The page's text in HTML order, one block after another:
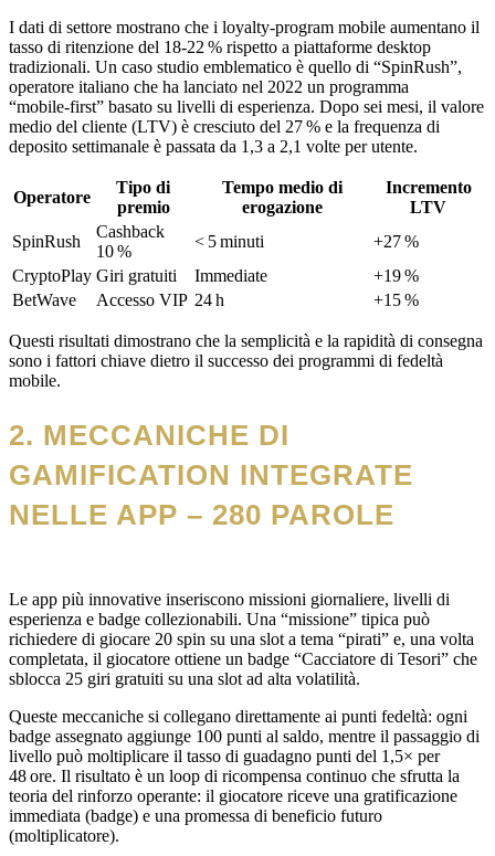
I dati di settore mostrano che i loyalty‑program mobile aumentano il
tasso di ritenzione del 18‑22 % rispetto a piattaforme desktop
tradizionali. Un caso studio emblematico è quello di “SpinRush”,
operatore italiano che ha lanciato nel 2022 un programma
“mobile‑first” basato su livelli di esperienza. Dopo sei mesi, il valore
medio del cliente (LTV) è cresciuto del 27 % e la frequenza di
deposito settimanale è passata da 1,3 a 2,1 volte per utente.
Operatore
Tipo di
premio
Tempo medio di
erogazione
Incremento
LTV
SpinRush
Cashback
10 %
< 5 minuti
+27 %
CryptoPlay Giri gratuiti Immediate
+19 %
BetWave
Accesso VIP 24 h +15 %
Questi risultati dimostrano che la semplicità e la rapidità di consegna
sono i fattori chiave dietro il successo dei programmi di fedeltà
mobile.
2. MECCANICHE DI
GAMIFICATION INTEGRATE
NELLE APP – 280 PAROLE
Le app più innovative inseriscono missioni giornaliere, livelli di
esperienza e badge collezionabili. Una “missione” tipica può
richiedere di giocare 20 spin su una slot a tema “pirati” e, una volta
completata, il giocatore ottiene un badge “Cacciatore di Tesori” che
sblocca 25 giri gratuiti su una slot ad alta volatilità.
Queste meccaniche si collegano direttamente ai punti fedeltà: ogni
badge assegnato aggiunge 100 punti al saldo, mentre il passaggio di
livello può moltiplicare il tasso di guadagno punti del 1,5× per
48 ore. Il risultato è un loop di ricompensa continuo che sfrutta la
teoria del rinforzo operante: il giocatore riceve una gratificazione
immediata (badge) e una promessa di beneficio futuro
(moltiplicatore).